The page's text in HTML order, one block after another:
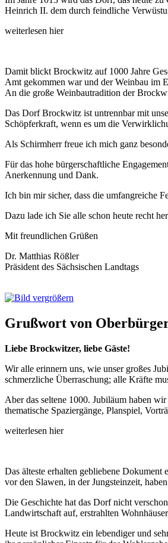
Heinrich II. dem durch feindliche
weiterlesen hier
Damit blickt Brockwitz auf 1000 Jahre
Amt gekommen war und der Weinbau im
An die große Weinbautradition der
Das Dorf Brockwitz ist untrennbar mit
Schöpferkraft, wenn es um die
Als Schirmherr freue ich mich ganz
Für das hohe bürgerschaftliche
Anerkennung und Dank.
Ich bin mir sicher, dass die umfangreiche
Dazu lade ich Sie alle schon heute recht
Mit freundlichen Grüßen
Dr. Matthias Rößler
Präsident des Sächsischen Landtags
Grußwort von
Liebe Brockwitzer, liebe Gäste!
Wir alle erinnern uns, wie unser großes
schmerzliche Überraschung; alle Kräfte
Aber das seltene 1000. Jubiläum haben
thematische Spaziergänge, Planspiel,
weiterlesen hier
Das älteste erhalten gebliebene
vor den Slawen, in der Jungsteinzeit,
Die Geschichte hat das Dorf nicht
Landwirtschaft auf, erstrahlten
Heute ist Brockwitz ein lebendiger und